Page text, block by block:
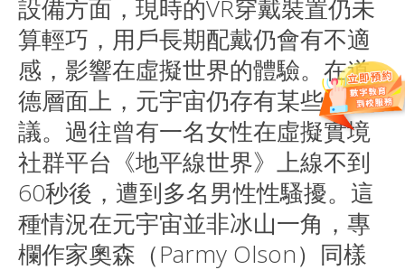
設備方面，現時的VR穿戴裝置仍未
算輕巧，用戶長期配戴仍會有不適
感，影響在虛擬世界的體驗。在道
德層面上，元宇宙仍存有某些爭
議。過往曾有一名女性在虛擬實境
社群平台《地平線世界》上線不到
60秒後，遭到多名男性性騷擾。這
種情況在元宇宙並非冰山一角，專
欄作家奧森（Parmy Olson）同樣